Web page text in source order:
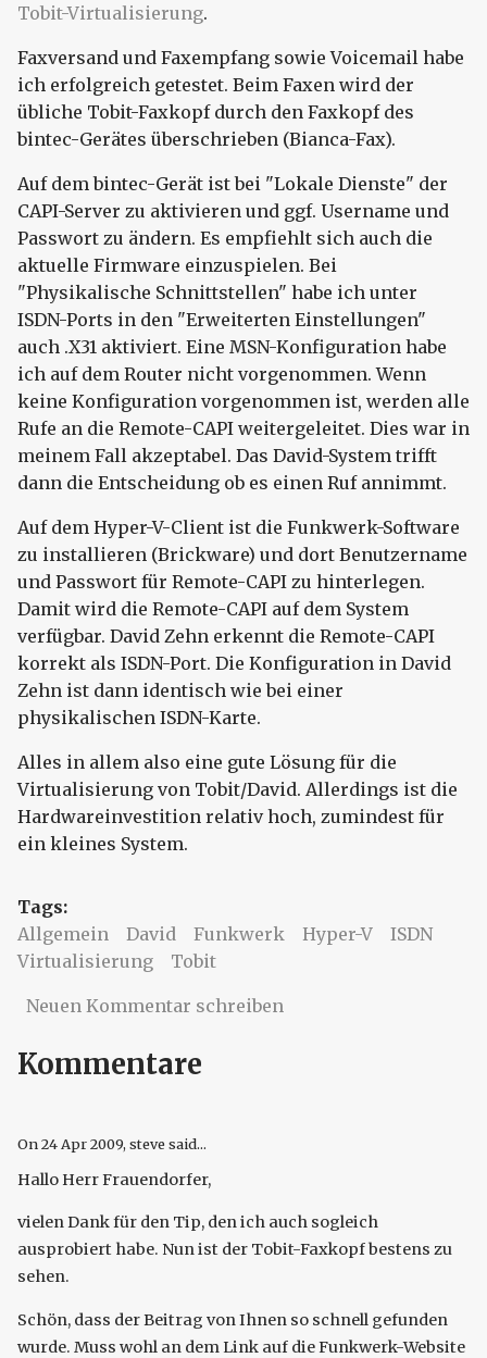
Tobit-Virtualisierung.
Faxversand und Faxempfang sowie Voicemail habe
ich erfolgreich getestet. Beim Faxen wird der
übliche Tobit-Faxkopf durch den Faxkopf des
bintec-Gerätes überschrieben (Bianca-Fax).
Auf dem bintec-Gerät ist bei "Lokale Dienste" der
CAPI-Server zu aktivieren und ggf. Username und
Passwort zu ändern. Es empfiehlt sich auch die
aktuelle Firmware einzuspielen. Bei
"Physikalische Schnittstellen" habe ich unter
ISDN-Ports in den "Erweiterten Einstellungen"
auch .X31 aktiviert. Eine MSN-Konfiguration habe
ich auf dem Router nicht vorgenommen. Wenn
keine Konfiguration vorgenommen ist, werden alle
Rufe an die Remote-CAPI weitergeleitet. Dies war in
meinem Fall akzeptabel. Das David-System trifft
dann die Entscheidung ob es einen Ruf annimmt.
Auf dem Hyper-V-Client ist die Funkwerk-Software
zu installieren (Brickware) und dort Benutzername
und Passwort für Remote-CAPI zu hinterlegen.
Damit wird die Remote-CAPI auf dem System
verfügbar. David Zehn erkennt die Remote-CAPI
korrekt als ISDN-Port. Die Konfiguration in David
Zehn ist dann identisch wie bei einer
physikalischen ISDN-Karte.
Alles in allem also eine gute Lösung für die
Virtualisierung von Tobit/David. Allerdings ist die
Hardwareinvestition relativ hoch, zumindest für
ein kleines System.
Tags:
Allgemein
David Funkwerk Hyper-V
ISDN
Virtualisierung
Tobit
Neuen Kommentar schreiben
Kommentare
On24 Apr 2009, steve said...
Hallo Herr Frauendorfer,
vielen Dank für den Tip, den ich auch sogleich
ausprobiert habe. Nun ist der Tobit-Faxkopf bestens zu
sehen.
Schön, dass der Beitrag von Ihnen so schnell gefunden
wurde. Muss wohl an dem Link auf die Funkwerk-Website